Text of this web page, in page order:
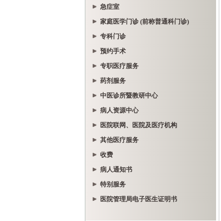
急症室
家庭医学门诊 (前称普通科门诊)
专科门诊
预约手术
专职医疗服务
药剂服务
中医诊所暨教研中心
病人资源中心
医院联网、医院及医疗机构
其他医疗服务
收费
病人通知书
特别服务
医院管理局电子医生证明书